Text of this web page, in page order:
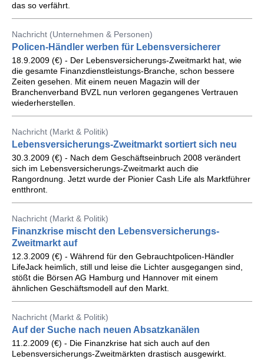
das so verfährt.
Nachricht (Unternehmen & Personen)
Policen-Händler werben für Lebensversicherer
18.9.2009 (€) - Der Lebensversicherungs-Zweitmarkt hat, wie
die gesamte Finanzdienstleistungs-Branche, schon bessere
Zeiten gesehen. Mit einem neuen Magazin will der
Branchenverband BVZL nun verloren gegangenes Vertrauen
wiederherstellen.
Nachricht (Markt & Politik)
Lebensversicherungs-Zweitmarkt sortiert sich neu
30.3.2009 (€) - Nach dem Geschäftseinbruch 2008 verändert
sich im Lebensversicherungs-Zweitmarkt auch die
Rangordnung. Jetzt wurde der Pionier Cash Life als Marktführer
entthront.
Nachricht (Markt & Politik)
Finanzkrise mischt den Lebensversicherungs-
Zweitmarkt auf
12.3.2009 (€) - Während für den Gebrauchtpolicen-Händler
LifeJack heimlich, still und leise die Lichter ausgegangen sind,
stößt die Börsen AG Hamburg und Hannover mit einem
ähnlichen Geschäftsmodell auf den Markt.
Nachricht (Markt & Politik)
Auf der Suche nach neuen Absatzkanälen
11.2.2009 (€) - Die Finanzkrise hat sich auch auf den
Lebensversicherungs-Zweitmärkten drastisch ausgewirkt.